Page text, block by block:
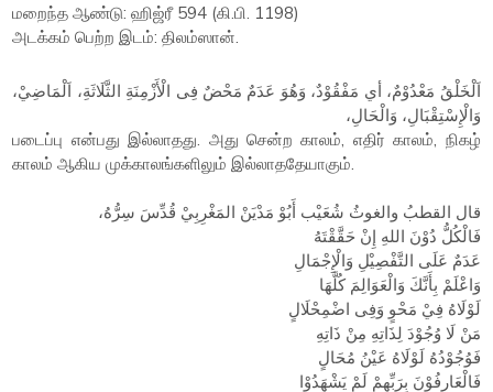
மறைந்த ஆண்டு: ஹிஜ்ரீ 594 (கி.பி. 1198)
அடக்கம் பெற்ற இடம்: திலம்ஸான்.
اَلْخَلْقُ مَعْدُوْمٌ، أي مَفْقُوْدٌ، وَهُوَ عَدَمٌ مَحْضٌ فِى الْأَزْمِنَةِ الثَّلَاثَةِ، اَلْمَاضِيْ،
وَالْإِسْتِقْبَالِ، وَالْحَالِ،
படைப்பு என்பது இல்லாதது. அது சென்ற காலம், எதிர் காலம், நிகழ்
காலம் ஆகிய முக்காலங்களிலும் இல்லாததேயாகும்.
قال القطبُ والغوثُ شُعَيْب أَبُوْ مَدْيَنْ المَغْرِبِيْ قُدِّسَ سِرُّهُ،
فَالْكُلُّ دُوْنَ اللهِ إِنْ حَقَّقْتَهُ
عَدَمٌ عَلَى التَّفْصِيْلِ وَالْإِجْمَالِ
وَاعْلَمْ بِأَنَّكَ وَالْعَوَالِمَ كُلَّهَا
لَوْلَاهُ فِيْ مَحْوٍ وَفِى اضْمِحْلَالٍ
مَنْ لَا وُجُوْدَ لِذَاتِهِ مِنْ ذَاتِهِ
فَوُجُوْدُهُ لَوْلَاهُ عَيْنُ مُحَالٍ
فَالْعَارِفُوْنَ بِرَبِّهِمْ لَمْ يَشْهَدُوْا